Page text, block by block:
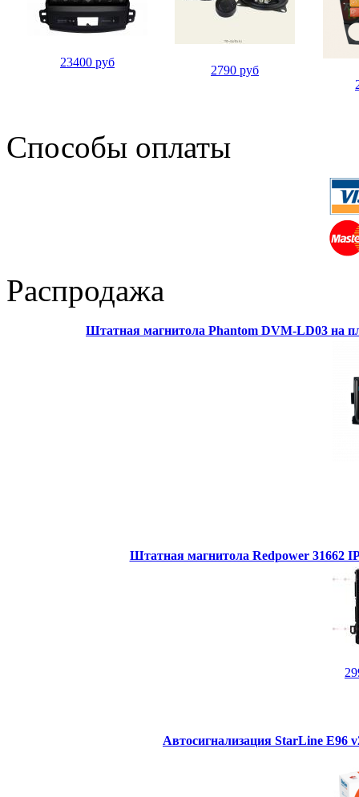
23400 руб
2790 руб
Способы оплаты
Распродажа
Штатная магнитола Phantom DVM-LD03 на
Штатная магнитола Redpower 31662
Автосигнализация StarLine E96